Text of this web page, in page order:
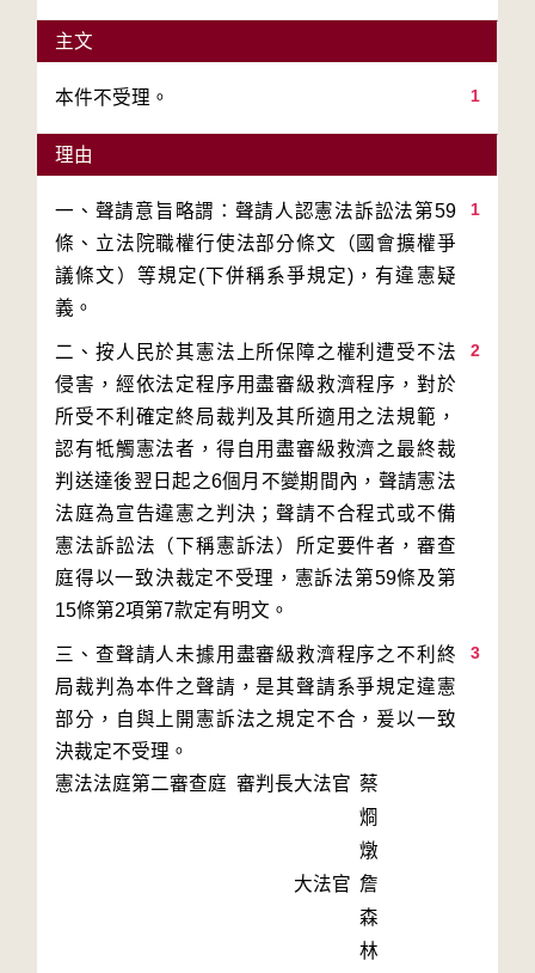
主文
1
本件不受理。
理由
1
一、聲請意旨略謂：聲請人認憲法訴訟法第59
條、立法院職權行使法部分條文（國會擴權爭
議條文）等規定(下併稱系爭規定)，有違憲疑
2
二、按人民於其憲法上所保障之權利遭受不法
侵害，經依法定程序用盡審級救濟程序，對於
所受不利確定終局裁判及其所適用之法規範，
認有牴觸憲法者，得自用盡審級救濟之最終裁
判送達後翌日起之6個月不變期間內，聲請憲法
法庭為宣告違憲之判決；聲請不合程式或不備
憲法訴訟法（下稱憲訴法）所定要件者，審查
庭得以一致決裁定不受理，憲訴法第59條及第
3
三、查聲請人未據用盡審級救濟程序之不利終
局裁判為本件之聲請，是其聲請系爭規定違憲
部分，自與上開憲訴法之規定不合，爰以一致
決裁定不受理。
憲法法庭第二審查庭 審判長大法官 蔡
烱
燉
大法官 詹
森
林